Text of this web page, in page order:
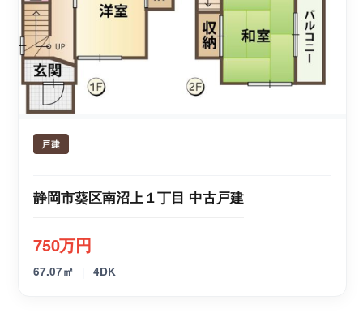
戸建
静岡市葵区南沼上１丁目 中古戸建
750万円
67.07㎡ 4DK